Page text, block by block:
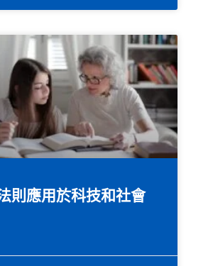
則應用於科技和社會